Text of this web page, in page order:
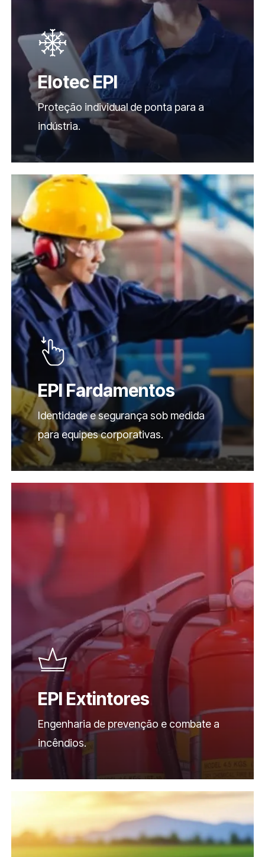
Elotec EPI
Proteção individual de ponta para a
indústria.
EPI Fardamentos
Identidade e segurança sob medida
para equipes corporativas.
EPI Extintores
Engenharia de prevenção e combate a
incêndios.